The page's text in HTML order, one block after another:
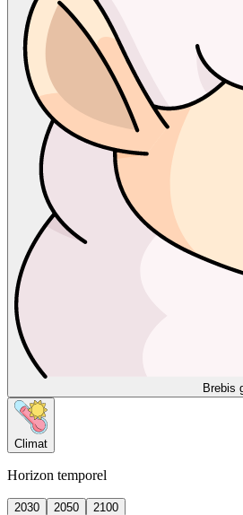
Brebis
Climat
Horizon temporel
2030 2050
2100